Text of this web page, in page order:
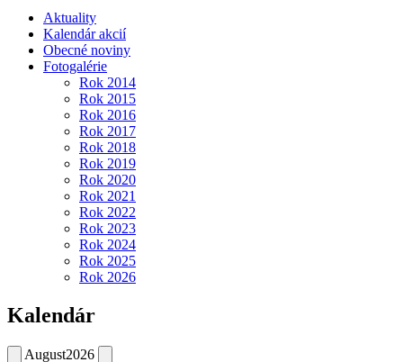
Aktuality
Kalendár akcií
Obecné noviny
Fotogalérie
Rok 2014
Rok 2015
Rok 2016
Rok 2017
Rok 2018
Rok 2019
Rok 2020
Rok 2021
Rok 2022
Rok 2023
Rok 2024
Rok 2025
Rok 2026
Kalendár
August2026